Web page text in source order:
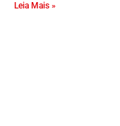
Leia Mais »